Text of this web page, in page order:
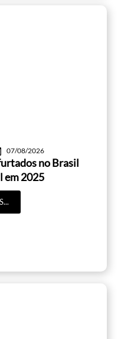
07/08/2026
no Brasil
em 2025